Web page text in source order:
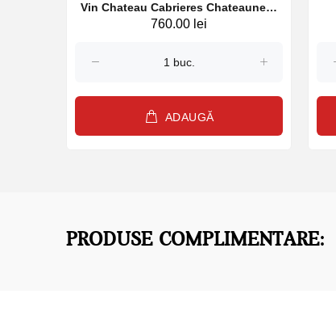
Vin Chateau Cabrieres Chateauneuf
du Pape, rosu sec, 750ml, 2021
760.00 lei
ADAUGĂ
PRODUSE COMPLIMENTARE: